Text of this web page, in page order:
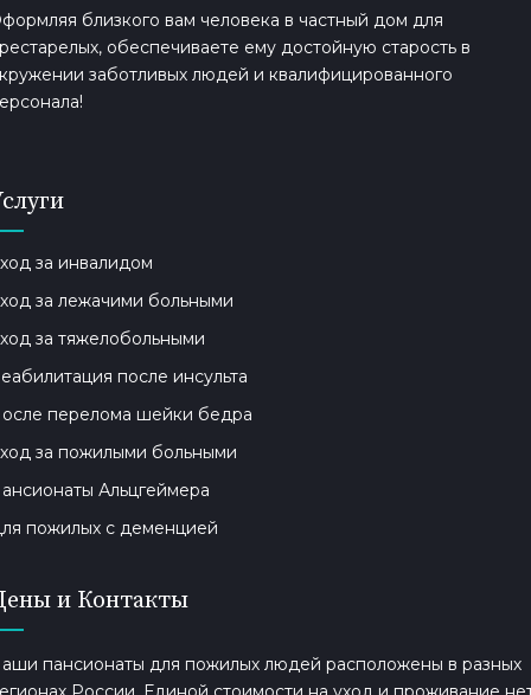
близкого вам человека в частный дом для
обеспечиваете ему достойную старость в
заботливых людей и квалифицированного
за инвалидом
за лежачими больными
за тяжелобольными
после инсульта
перелома шейки бедра
за пожилыми больными
Альцгеймера
пожилых с деменцией
и Контакты
пансионаты для пожилых людей расположены в разных